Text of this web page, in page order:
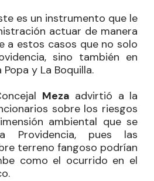
es un instrumento que le
actuar de manera
a estos casos que no solo
sino también en
y La Boquilla.
Meza advirtió a la
sobre los riesgos
ambiental que se
Providencia, pues las
terreno fangoso podrían
como el ocurrido en el